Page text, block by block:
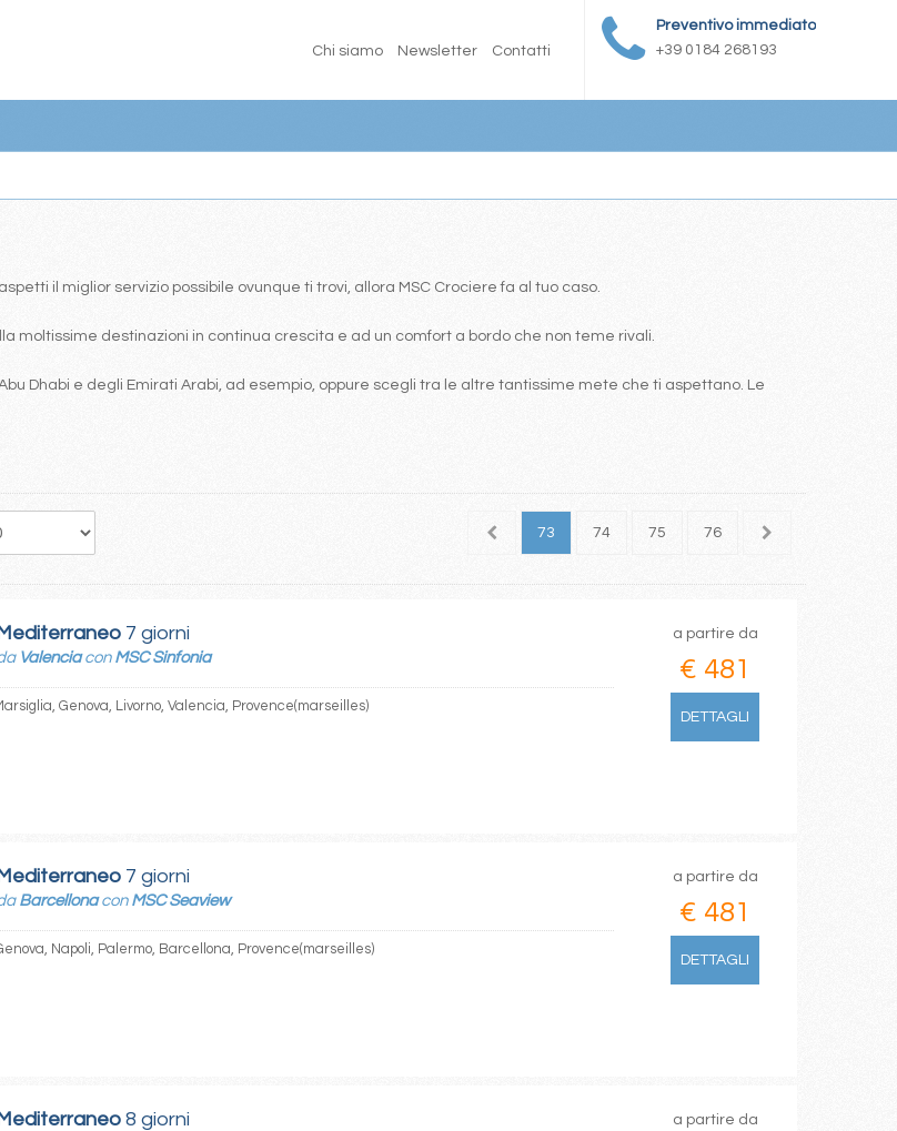
Preventivo immediato
+39 0184 268193
Chi siamo Newsletter Contatti
il miglior servizio possibile ovunque ti trovi, allora MSC Crociere fa al tuo caso.
moltissime destinazioni in continua crescita e ad un comfort a bordo che non teme rivali.
Dhabi e degli Emirati Arabi, ad esempio, oppure scegli tra le altre tantissime mete che ti aspettano. Le
72 73 74 75 76 77
7 giorni
Valenciacon MSC Sinfonia
Genova, Livorno, Valencia, Provence(marseilles)
a partire da
€ 481
DETTAGLI
7 giorni
Barcellonacon MSC Seaview
Napoli, Palermo, Barcellona, Provence(marseilles)
a partire da
€ 481
DETTAGLI
8 giorni a partire da